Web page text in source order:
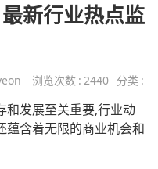
新行业热点监
浏览次数 : 2440 分类 :
和发展至关重要,行业动
蕴含着无限的商业机会和